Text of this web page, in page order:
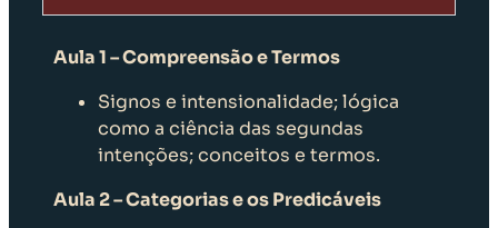
Aula 1 – Compreensão e Termos
Signos e intensionalidade; lógica
como a ciência das segundas
intenções; conceitos e termos.
Aula 2 – Categorias e os Predicáveis